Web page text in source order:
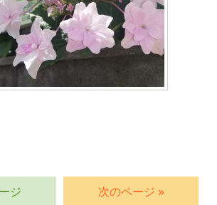
ジ 次のページ »